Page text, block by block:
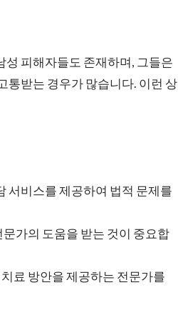
피해자들도 존재하며, 그들은
통받는 경우가 많습니다. 이런 상
서비스를 제공하여 법적 문제를
가의 도움을 받는 것이 중요합
료 방안을 제공하는 전문가를